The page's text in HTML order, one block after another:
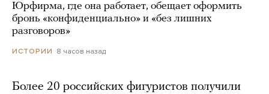
Юрфирма, где она работает, обещает оформить
бронь «конфиденциально» и «без лишних
разговоров»
ИСТОРИИ 8 часов назад
Более 20 российских фигуристов получили